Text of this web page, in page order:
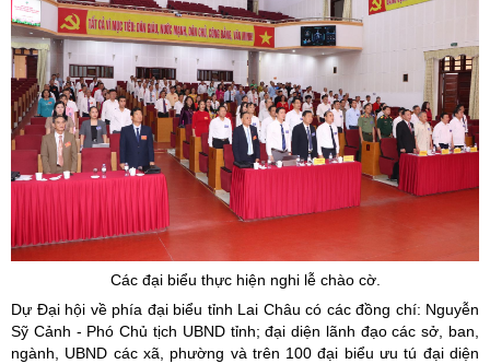
Các đại biểu thực hiện nghi lễ chào cờ.
Dự Đại hội về phía đại biểu tỉnh Lai Châu có các đồng chí: Nguyễn
Sỹ Cảnh - Phó Chủ tịch UBND tỉnh; đại diện lãnh đạo các sở, ban,
ngành, UBND các xã, phường và trên 100 đại biểu ưu tú đại diện